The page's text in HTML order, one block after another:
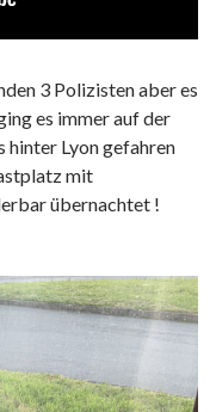
3 Polizisten aber es
es immer auf der
Lyon gefahren
mit
übernachtet !